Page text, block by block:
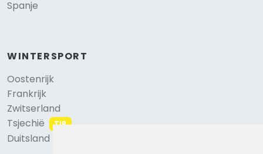
Spanje
WINTERSPORT
Oostenrijk
Frankrijk
Zwitserland
Tsjechië
TIP
Duitsland